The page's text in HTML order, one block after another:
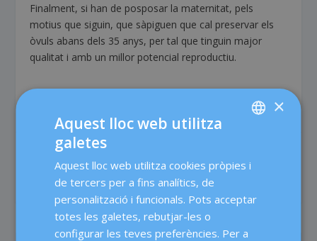
Finalment, si han de posposar la maternitat, pels
motius que siguin, que sàpiguen que cal preservar els
òvuls abans dels 35 anys, per tal que tinguin major
qualitat i amb un millor potencial reproductiu.
COMPARTEIX:
CATALÀ
×
Aquest lloc web utilitza
galetes
Aquest lloc web utilitza cookies pròpies i
de tercers per a fins analítics, de
personalització i funcionals. Pots acceptar
totes les galetes, rebutjar-les o
configurar les teves preferències. Per a